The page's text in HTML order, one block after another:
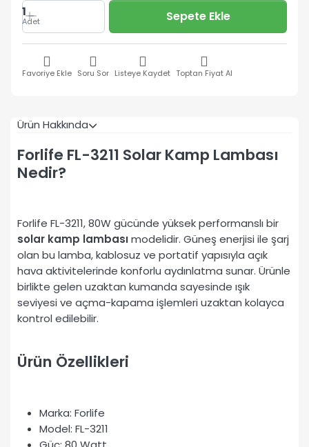
1
Adet Sepete Ekle
Favoriye Ekle Soru Sor Listeye Kaydet Toptan Fiyat Al
Ürün Hakkında
Forlife FL-3211 Solar Kamp Lambası
Nedir?
Forlife FL-3211, 80W gücünde yüksek performanslı bir
solar kamp lambasımodelidir. Güneş enerjisi ile şarj
olan bu lamba, kablosuz ve portatif yapısıyla açık
hava aktivitelerinde konforlu aydınlatma sunar. Ürünle
birlikte gelen uzaktan kumanda sayesinde ışık
seviyesi ve açma-kapama işlemleri uzaktan kolayca
kontrol edilebilir.
Ürün Özellikleri
Marka: Forlife
Model: FL-3211